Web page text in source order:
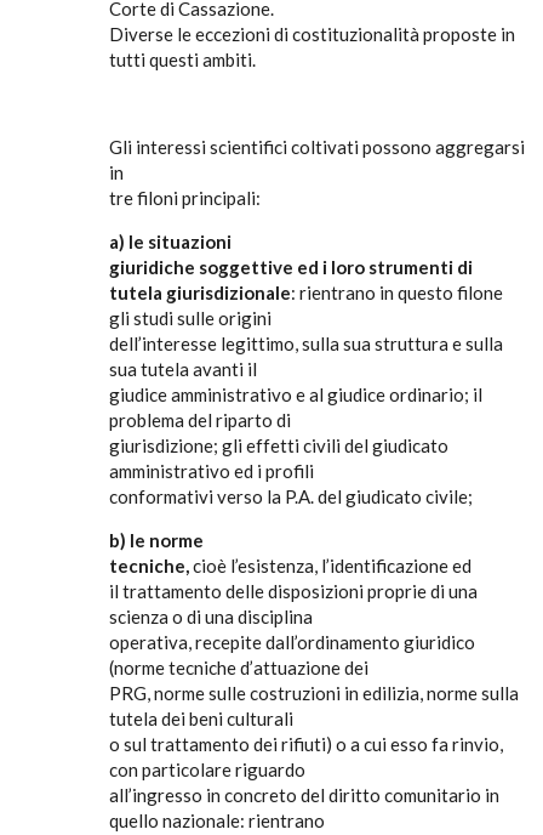
Corte di Cassazione.
Diverse le eccezioni di costituzionalità proposte in
tutti questi ambiti.
Gli interessi scientifici coltivati possono aggregarsi
in
tre filoni principali:
a) le situazioni
giuridiche soggettive ed i loro strumenti di
tutela giurisdizionale: rientrano in questo filone
gli studi sulle origini
dell’interesse legittimo, sulla sua struttura e sulla
sua tutela avanti il
giudice amministrativo e al giudice ordinario; il
problema del riparto di
giurisdizione; gli effetti civili del giudicato
amministrativo ed i profili
conformativi verso la P.A. del giudicato civile;
b) le norme
tecniche,cioè l’esistenza, l’identificazione ed
il trattamento delle disposizioni proprie di una
scienza o di una disciplina
operativa, recepite dall’ordinamento giuridico
(norme tecniche d’attuazione dei
PRG, norme sulle costruzioni in edilizia, norme sulla
tutela dei beni culturali
o sul trattamento dei rifiuti) o a cui esso fa rinvio,
con particolare riguardo
all’ingresso in concreto del diritto comunitario in
quello nazionale: rientrano